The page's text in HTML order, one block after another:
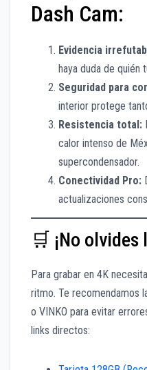
Dash Cam:
Evidencia
haya duda de quién
Seguridad para
interior protege
Resistencia total:
calor intenso de
supercondensador.
Conectividad Pro:
actualizaciones
🛒 ¡No
Para grabar en 4K
ritmo. Te recomendamos
o VINKO para evitar
links directos: